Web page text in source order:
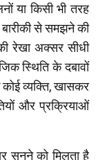
या किसी भी तरह
से समझने की
रेखा अक्सर सीधी
स्थिति के दबावों
व्यक्ति, खासकर
और प्रक्रियाओं
सुनने को मिलता है